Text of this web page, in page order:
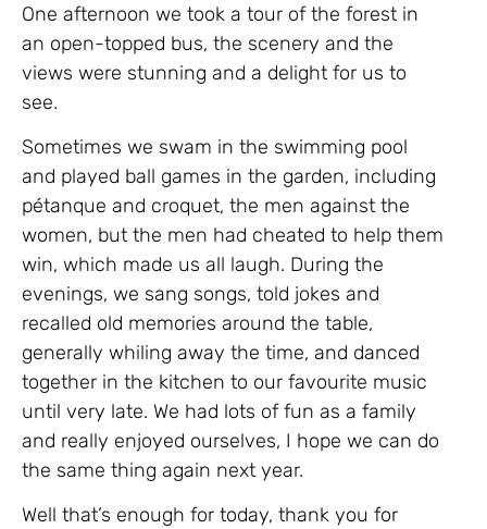
One afternoon we took a tour of the forest in
an open-topped bus, the scenery and the
views were stunning and a delight for us to
see.
Sometimes we swam in the swimming pool
and played ball games in the garden, including
pétanque and croquet, the men against the
women, but the men had cheated to help them
win, which made us all laugh. During the
evenings, we sang songs, told jokes and
recalled old memories around the table,
generally whiling away the time, and danced
together in the kitchen to our favourite music
until very late. We had lots of fun as a family
and really enjoyed ourselves, I hope we can do
the same thing again next year.
Well that’s enough for today, thank you for